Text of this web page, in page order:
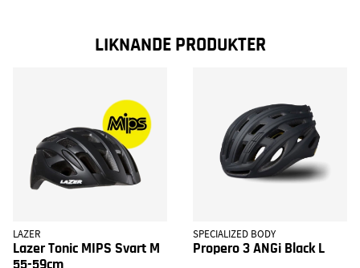
LIKNANDE PRODUKTER
LAZER
Lazer Tonic MIPS Svart M
55-59cm
SPECIALIZED BODY
Propero 3 ANGi Black L